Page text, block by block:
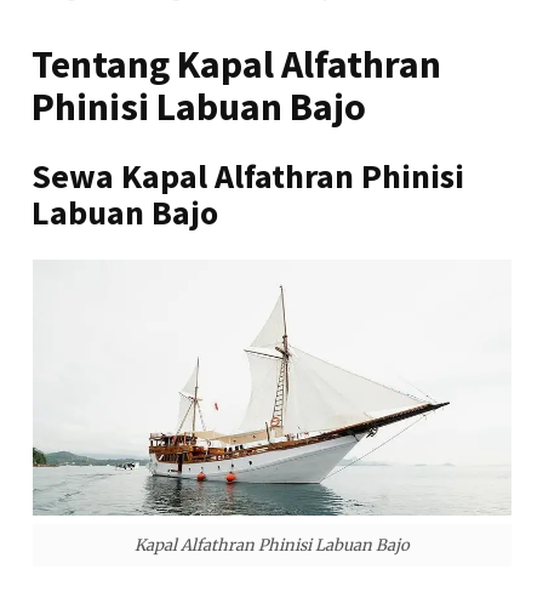
Tentang Kapal Alfathran
Phinisi Labuan Bajo
Sewa Kapal Alfathran Phinisi
Labuan Bajo
Kapal Alfathran Phinisi Labuan Bajo